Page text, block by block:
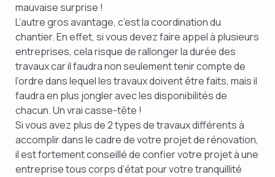
mauvaise surprise !
L’autre gros avantage, c’est la coordination du
chantier. En effet, si vous devez faire appel à plusieurs
entreprises, cela risque de rallonger la durée des
travaux car il faudra non seulement tenir compte de
l’ordre dans lequel les travaux doivent être faits, mais il
faudra en plus jongler avec les disponibilités de
chacun. Un vrai casse-tête !
Si vous avez plus de 2 types de travaux différents à
accomplir dans le cadre de votre projet de rénovation,
il est fortement conseillé de confier votre projet à une
entreprise tous corps d’état pour votre tranquillité